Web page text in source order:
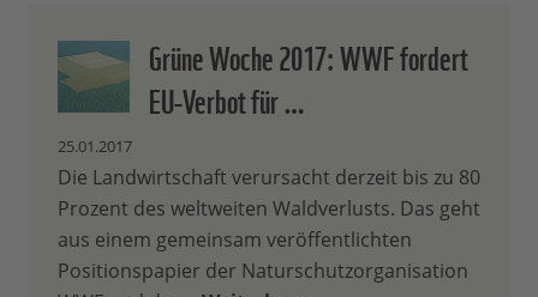
Grüne Woche 2017: WWF fordert
EU-Verbot für …
25.01.2017
Die Landwirtschaft verursacht derzeit bis zu 80
Prozent des weltweiten Waldverlusts. Das geht
aus einem gemeinsam veröffentlichten
Positionspapier der Naturschutzorganisation